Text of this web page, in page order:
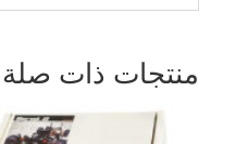
منتجات ذات صلة